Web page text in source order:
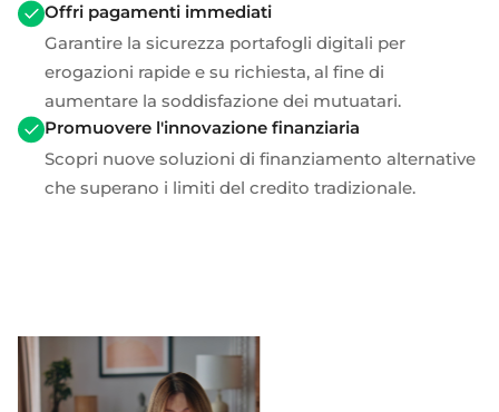
Offri pagamenti immediati
Garantire la sicurezza portafogli digitali per
erogazioni rapide e su richiesta, al fine di
aumentare la soddisfazione dei mutuatari.
Promuovere l'innovazione finanziaria
Scopri nuove soluzioni di finanziamento alternative
che superano i limiti del credito tradizionale.